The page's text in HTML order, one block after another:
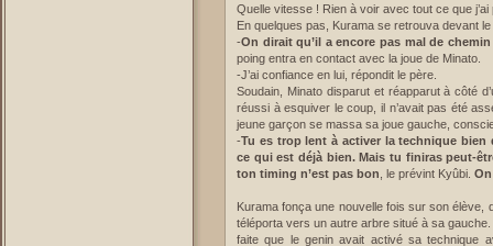
Quelle vitesse ! Rien à voir avec tout ce que
En quelques pas, Kurama se retrouva devant
-On dirait qu’il a encore pas mal de
poing entra en contact avec la joue de Minato.
-J’ai confiance en lui, répondit le père.
Soudain, Minato disparut et réapparut à côté
réussi à esquiver le coup, il n’avait pas été
jeune garçon se massa sa joue gauche,
-Tu es trop lent à activer la technique bien
ce qui est déjà bien. Mais tu finiras peut-
ton timing n’est pas bon , le prévint Kyûbi.
Kurama fonça une nouvelle fois sur son
téléporta vers un autre arbre situé à sa
faite que le genin avait activé sa technique